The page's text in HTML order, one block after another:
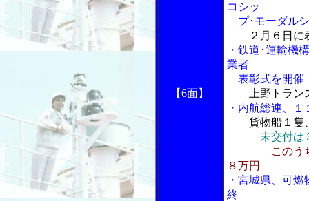
【6面】
コシッ
プ･モーダル
２月６日に
・鉄道･運輸機
業者
表彰式を開催
上野トラ
・内航総連、
貨物船１隻
未交付は
このう
８万円
・宮城県、可
終